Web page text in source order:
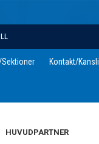
Kontakt/Kansli
HUVUDPARTNER